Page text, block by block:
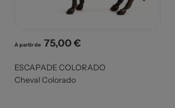
A partir de Prix
75,00 €
ESCAPADE COLORADO
Cheval Colorado